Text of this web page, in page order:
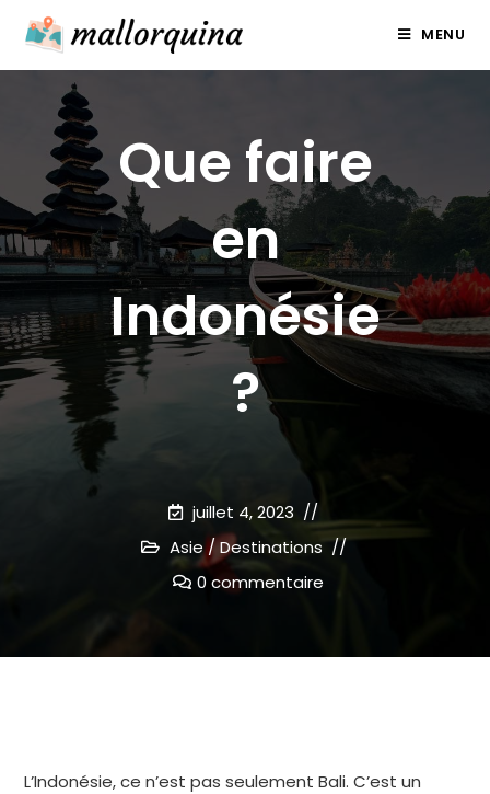
content
MENU
Que faire
en
Indonésie
?
juillet 4, 2023
Asie/Destinations
0 commentaire
L’Indonésie, ce n’est pas seulement Bali. C’est un